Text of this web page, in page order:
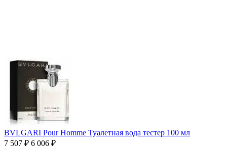
BVLGARI Pour Homme Туалетная вода тестер 100 мл
7 507 ₽ 6 006 ₽